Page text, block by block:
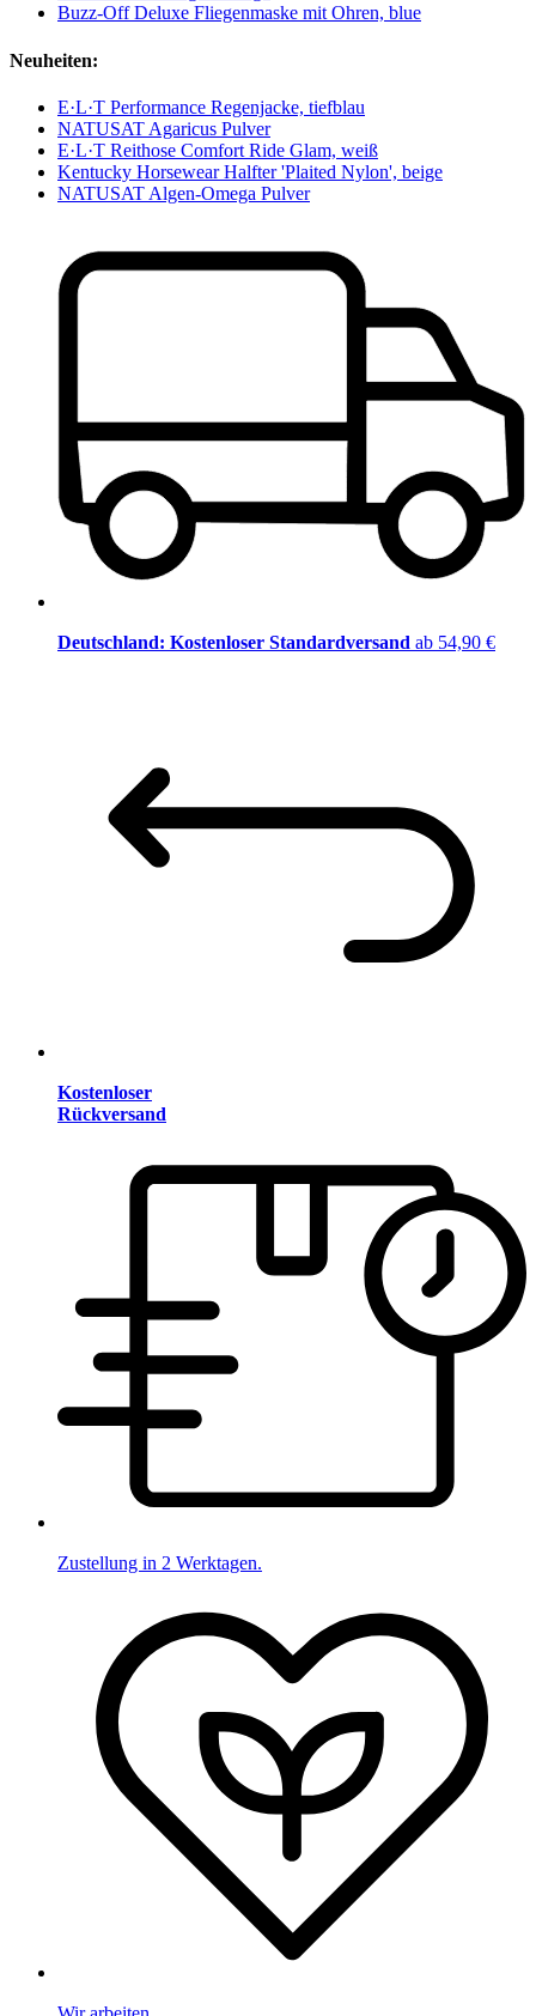
Buzz-Off Deluxe Fliegenmaske mit Ohren, blue
Neuheiten:
E·L·T Performance Regenjacke, tiefblau
NATUSAT Agaricus Pulver
E·L·T Reithose Comfort Ride Glam, weiß
Kentucky Horsewear Halfter 'Plaited Nylon', beige
NATUSAT Algen-Omega Pulver
Deutschland: Kostenloser Standardversand ab 54,90 €
Kostenloser
Rückversand
Zustellung in 2 Werktagen.